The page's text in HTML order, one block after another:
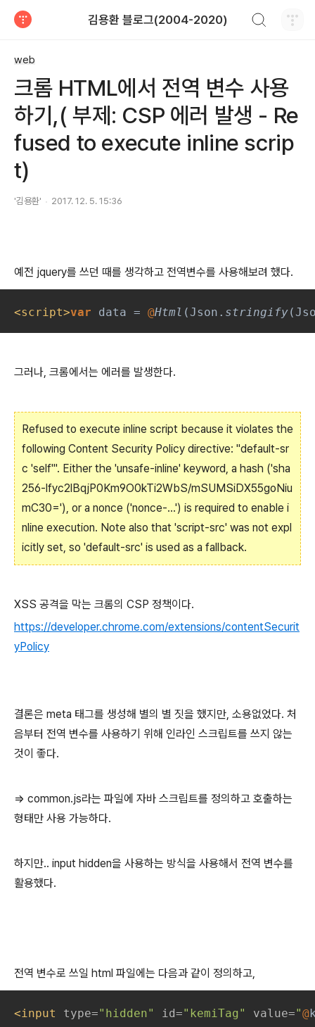
김용환 블로그(2004-2020)
web
크롬 HTML에서 전역 변수 사용
하기,( 부제: CSP 에러 발생 - Re
fused to execute inline scrip
t)
'김용환' 2017. 12. 5. 15:36
예전 jquery를 쓰던 때를 생각하고 전역변수를 사용해보려 했다.
<script>var data = @Html (Json. stringify
그러나, 크롬에서는 에러를 발생한다.
Refused to execute inline script because it violates the
following Content Security Policy directive: "default-sr
c 'self'". Either the 'unsafe-inline' keyword, a hash ('sha
256-lfyc2lBqjP0Km9O0kTi2WbS/mSUMSiDX55goNiu
mC30='), or a nonce ('nonce-...') is required to enable i
nline execution. Note also that 'script-src' was not expl
icitly set, so 'default-src' is used as a fallback.
XSS 공격을 막는 크롬의 CSP 정책이다.
https://developer.chrome.com/extensions/contentSecurit
yPolicy
결론은 meta 태그를 생성해 별의 별 짓을 했지만, 소용없었다. 처
음부터 전역 변수를 사용하기 위해 인라인 스크립트를 쓰지 않는
것이 좋다.
=> common.js라는 파일에 자바 스크립트를 정의하고 호출하는
형태만 사용 가능하다.
하지만.. input hidden을 사용하는 방식을 사용해서 전역 변수를
활용했다.
전역 변수로 쓰일 html 파일에는 다음과 같이 정의하고,
<input type="hidden" id="kemiTag" value="@